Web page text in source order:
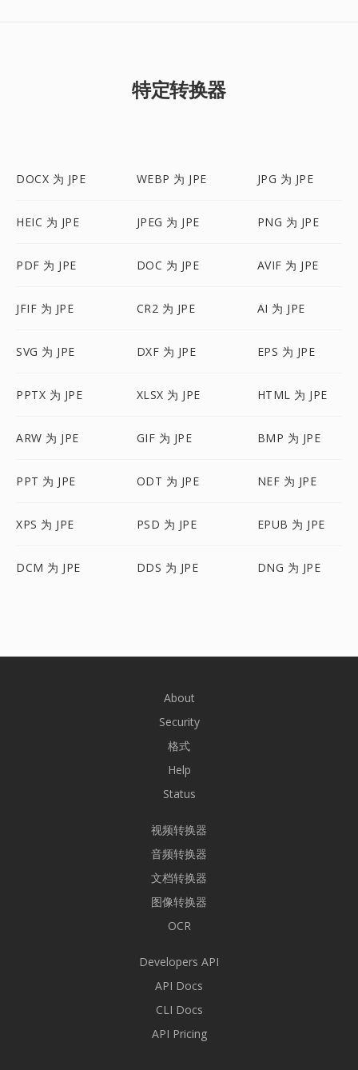
特定转换器
DOCX 为 JPE WEBP 为 JPE JPG 为 JPE
HEIC 为 JPE JPEG 为 JPE PNG 为 JPE
PDF 为 JPE DOC 为 JPE AVIF 为 JPE
JFIF 为 JPE CR2 为 JPE AI 为 JPE
SVG 为 JPE DXF 为 JPE EPS 为 JPE
PPTX 为 JPE XLSX 为 JPE HTML 为 JPE
ARW 为 JPE GIF 为 JPE BMP 为 JPE
PPT 为 JPE ODT 为 JPE NEF 为 JPE
XPS 为 JPE PSD 为 JPE EPUB 为 JPE
DCM 为 JPE DDS 为 JPE DNG 为 JPE
About
Security
格式
Help
Status
视频转换器
音频转换器
文档转换器
图像转换器
OCR
Developers API
API Docs
CLI Docs
API Pricing